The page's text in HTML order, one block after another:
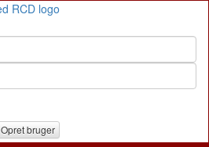
Opret bruger